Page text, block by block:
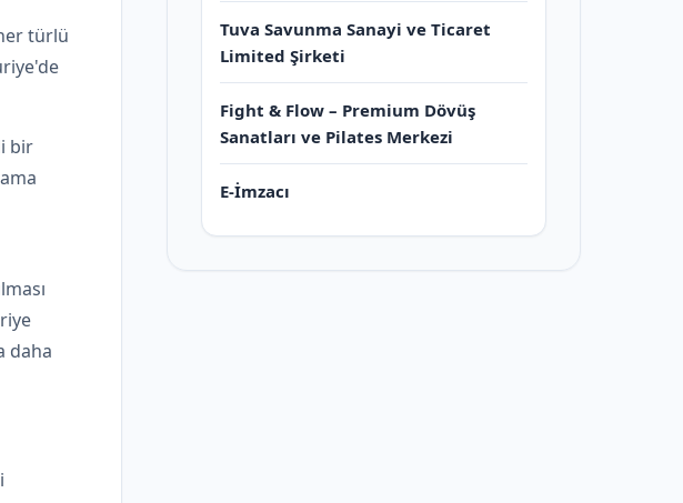
türlü
bir
daha
Tuva Savunma Sanayi ve Ticaret
Limited Şirketi
Fight & Flow – Premium Dövüş
Sanatları ve Pilates Merkezi
E-İmzacı